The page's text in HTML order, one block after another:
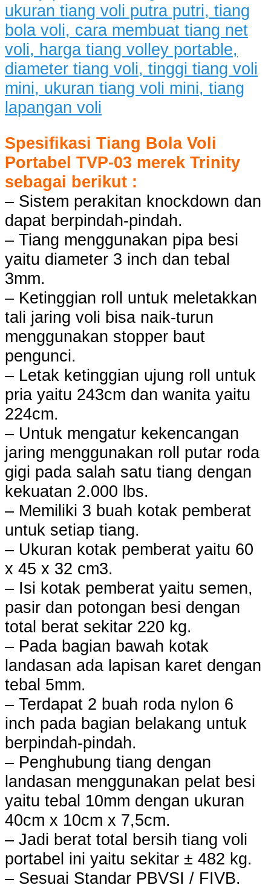
Spesifikasi Tiang Bola Voli
Portabel TVP-03 merek Trinity
sebagai berikut :
– Sistem perakitan knockdown dan
dapat berpindah-pindah.
– Tiang menggunakan pipa besi
yaitu diameter 3 inch dan tebal
3mm.
– Ketinggian roll untuk meletakkan
tali jaring voli bisa naik-turun
menggunakan stopper baut
pengunci.
– Letak ketinggian ujung roll untuk
pria yaitu 243cm dan wanita yaitu
224cm.
– Untuk mengatur kekencangan
jaring menggunakan roll putar roda
gigi pada salah satu tiang dengan
kekuatan 2.000 lbs.
– Memiliki 3 buah kotak pemberat
untuk setiap tiang.
– Ukuran kotak pemberat yaitu 60
x 45 x 32 cm3.
– Isi kotak pemberat yaitu semen,
pasir dan potongan besi dengan
total berat sekitar 220 kg.
– Pada bagian bawah kotak
landasan ada lapisan karet dengan
tebal 5mm.
– Terdapat 2 buah roda nylon 6
inch pada bagian belakang untuk
berpindah-pindah.
– Penghubung tiang dengan
landasan menggunakan pelat besi
yaitu tebal 10mm dengan ukuran
40cm x 10cm x 7,5cm.
– Jadi berat total bersih tiang voli
portabel ini yaitu sekitar ± 482 kg.
– Sesuai Standar PBVSI / FIVB.